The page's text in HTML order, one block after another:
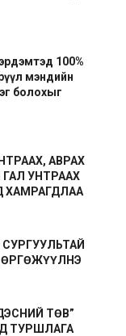
100%
мэндийн
болохыг
АВРАХ
УНТРААХ
ХАМРАГДЛАА
СУРГУУЛЬТАЙ
ТӨВ”
ТУРШЛАГА